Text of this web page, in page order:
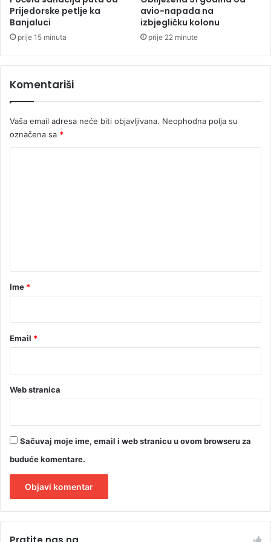
2
0
2
.
o
n
i
d
s
t
Prijedorske petlje ka
Banjaluci
prije 15 minuta
avio-napada na
izbjegličku kolonu
prije 22 minute
Komentariši
Vaša email adresa neće biti objavljivana. Neophodna polja su
označena sa *
r
Ime *
Email *
Web stranica
Sačuvaj moje ime, email i web stranicu u ovom browseru za
buduće komentare.